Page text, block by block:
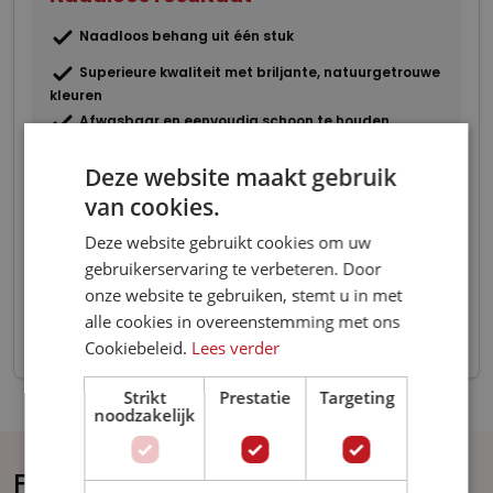
Naadloos behang uit één stuk
Superieure kwaliteit met briljante, natuurgetrouwe
kleuren
Afwasbaar en eenvoudig schoon te houden
Zeer geschikt voor intensief gebruikte zakelijke
ruimtes
Prachtige, haarscherpe afdrukken met diepe
contrasten
Maximale impact door enorme afmetingen zonder
onderbreking
Fotobehang voor iedere woonstijl
Deze website maakt gebruik
van cookies.
Deze website gebruikt cookies om uw
gebruikerservaring te verbeteren. Door
onze website te gebruiken, stemt u in met
alle cookies in overeenstemming met ons
Cookiebeleid. Lees verder
Strikt
noodzakelijk
Prestatie Targeting